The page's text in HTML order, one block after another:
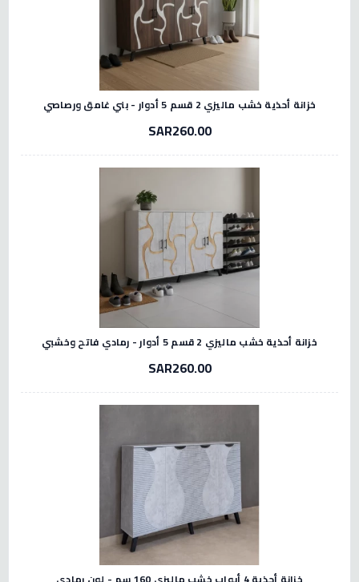
خزانة أحذية خشب ماليزي 2 قسم 5 أدوار - بني غامق ورصاصي
SAR260.00
خزانة أحذية خشب ماليزي 2 قسم 5 أدوار - رمادي فاتح وخشبي
SAR260.00